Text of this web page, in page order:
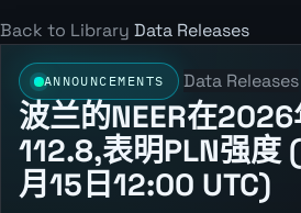
Back to Library Data Releases
ANNOUNCEMENTS Data Releases
波兰的NEER在
112.8,表明PLN强
月15日12:00 UTC)